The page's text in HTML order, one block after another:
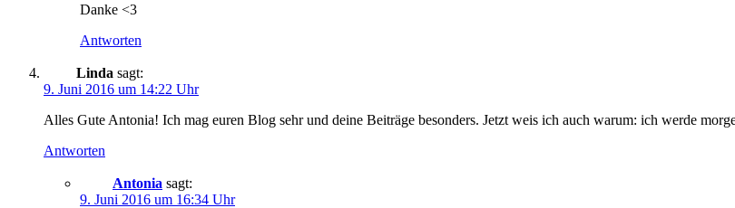
Danke <3
Antworten
Linda sagt:
9. Juni 2016 um 14:22 Uhr
Alles Gute Antonia! Ich mag euren Blog sehr und deine Beiträge besonders. Jetzt weis ich auch warum: ich werde
Antworten
Antonia sagt:
9. Juni 2016 um 16:34 Uhr